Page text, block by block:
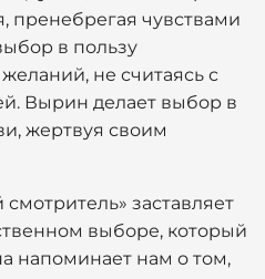
пренебрегая чувствами
в пользу
не считаясь с
Вырин делает выбор в
жертвуя своим
заставляет
выборе, который
напоминает нам о том,